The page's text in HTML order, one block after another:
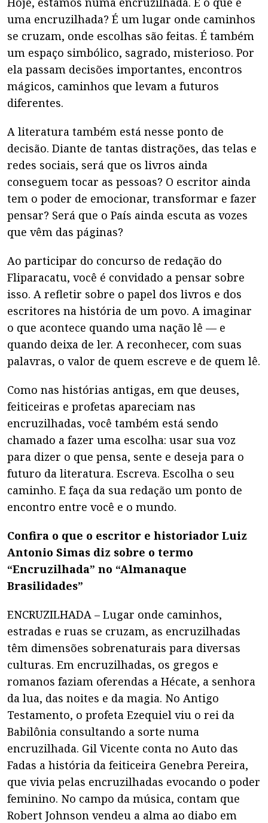
uma encruzilhada? É um lugar onde caminhos
se cruzam, onde escolhas são feitas. É também
um espaço simbólico, sagrado, misterioso. Por
ela passam decisões importantes, encontros
mágicos, caminhos que levam a futuros
diferentes.
A literatura também está nesse ponto de
decisão. Diante de tantas distrações, das telas e
redes sociais, será que os livros ainda
conseguem tocar as pessoas? O escritor ainda
tem o poder de emocionar, transformar e fazer
pensar? Será que o País ainda escuta as vozes
que vêm das páginas?
Ao participar do concurso de redação do
Fliparacatu, você é convidado a pensar sobre
isso. A refletir sobre o papel dos livros e dos
escritores na história de um povo. A imaginar
o que acontece quando uma nação lê — e
quando deixa de ler. A reconhecer, com suas
palavras, o valor de quem escreve e de quem lê.
Como nas histórias antigas, em que deuses,
feiticeiras e profetas apareciam nas
encruzilhadas, você também está sendo
chamado a fazer uma escolha: usar sua voz
para dizer o que pensa, sente e deseja para o
futuro da literatura. Escreva. Escolha o seu
caminho. E faça da sua redação um ponto de
encontro entre você e o mundo.
Confira o que o escritor e historiador Luiz
Antonio Simas diz sobre o termo
“Encruzilhada” no “Almanaque
Brasilidades”
ENCRUZILHADA – Lugar onde caminhos,
estradas e ruas se cruzam, as encruzilhadas
têm dimensões sobrenaturais para diversas
culturas. Em encruzilhadas, os gregos e
romanos faziam oferendas a Hécate, a senhora
da lua, das noites e da magia. No Antigo
Testamento, o profeta Ezequiel viu o rei da
Babilônia consultando a sorte numa
encruzilhada. Gil Vicente conta no Auto das
Fadas a história da feiticeira Genebra Pereira,
que vivia pelas encruzilhadas evocando o poder
feminino. No campo da música, contam que
Robert Johnson vendeu a alma ao diabo em